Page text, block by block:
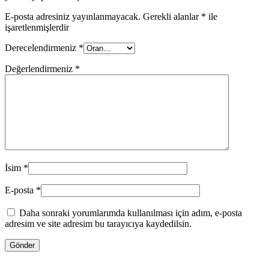
E-posta adresiniz yayınlanmayacak. Gerekli alanlar * ile
işaretlenmişlerdir
Derecelendirmeniz *
Değerlendirmeniz *
İsim *
E-posta *
Daha sonraki yorumlarımda kullanılması için adım, e-posta
adresim ve site adresim bu tarayıcıya kaydedilsin.